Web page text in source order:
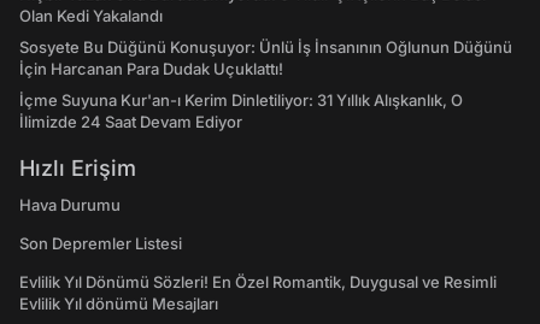
Olan Kedi Yakalandı
Sosyete Bu Düğünü Konuşuyor: Ünlü İş İnsanının Oğlunun Düğünü
İçin Harcanan Para Dudak Uçuklattı!
İçme Suyuna Kur'an-ı Kerim Dinletiliyor: 31 Yıllık Alışkanlık, O
İlimizde 24 Saat Devam Ediyor
Hızlı Erişim
Hava Durumu
Son Depremler Listesi
Evlilik Yıl Dönümü Sözleri! En Özel Romantik, Duygusal ve Resimli
Evlilik Yıl dönümü Mesajları